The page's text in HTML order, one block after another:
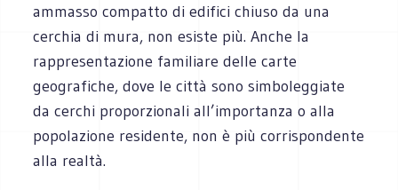
ammasso compatto di edifici chiuso da una
cerchia di mura, non esiste più. Anche la
rappresentazione familiare delle carte
geografiche, dove le città sono simboleggiate
da cerchi proporzionali all’importanza o alla
popolazione residente, non è più corrispondente
alla realtà.